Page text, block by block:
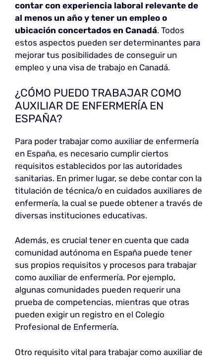
contar con experiencia laboral relevante de
al menos un año y tener un empleo o
ubicación concertados en Canadá. Todos
estos aspectos pueden ser determinantes para
mejorar tus posibilidades de conseguir un
empleo y una visa de trabajo en Canadá.
¿CÓMO PUEDO TRABAJAR COMO
AUXILIAR DE ENFERMERÍA EN
ESPAÑA?
Para poder trabajar como auxiliar de enfermería
en España, es necesario cumplir ciertos
requisitos establecidos por las autoridades
sanitarias. En primer lugar, se debe contar con la
titulación de técnica/o en cuidados auxiliares de
enfermería, la cual se puede obtener a través de
diversas instituciones educativas.
Además, es crucial tener en cuenta que cada
comunidad autónoma en España puede tener
sus propios requisitos y procesos para trabajar
como auxiliar de enfermería. Por ejemplo,
algunas comunidades pueden requerir una
prueba de competencias, mientras que otras
pueden exigir un registro en el Colegio
Profesional de Enfermería.
Otro requisito vital para trabajar como auxiliar de